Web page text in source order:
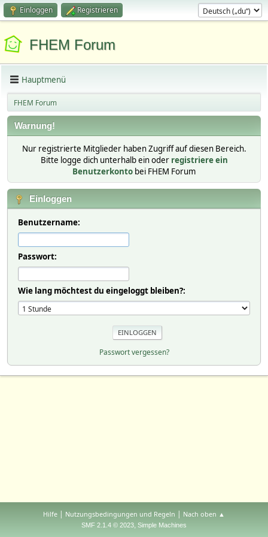
Einloggen Registrieren
FHEM Forum
Hauptmenü
FHEM Forum
Warnung!
Nur registrierte Mitglieder haben Zugriff auf diesen Bereich.
Bitte logge dich unterhalb ein oder registriere ein
Benutzerkonto bei FHEM Forum
Einloggen
Benutzername:
Passwort:
Wie lang möchtest du eingeloggt bleiben?:
Passwort vergessen?
Hilfe | Nutzungsbedingungen und Regeln | Nach oben ▲
SMF 2.1.4 © 2023, Simple Machines